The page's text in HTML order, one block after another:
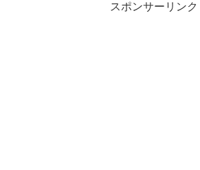
スポンサーリンク